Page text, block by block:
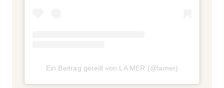
Ein Beitrag geteilt von LA MER (@lamer)